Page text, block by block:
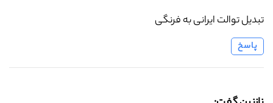
تبدیل توالت ایرانی به فرنگی
پاسخ